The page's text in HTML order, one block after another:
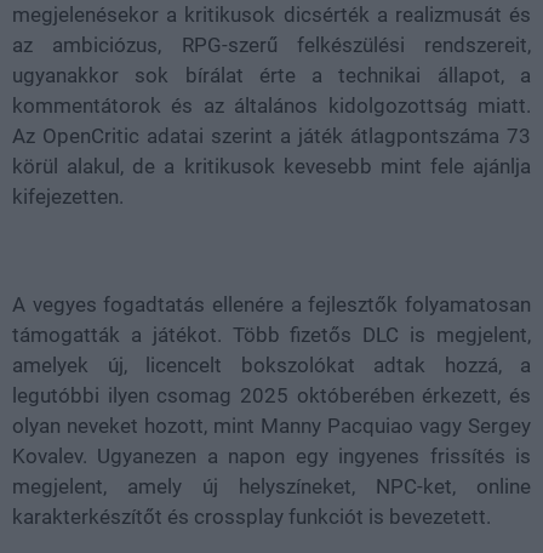
megjelenésekor a kritikusok dicsérték a realizmusát és
az ambiciózus, RPG-szerű felkészülési rendszereit,
ugyanakkor sok bírálat érte a technikai állapot, a
kommentátorok és az általános kidolgozottság miatt.
Az OpenCritic adatai szerint a játék átlagpontszáma 73
körül alakul, de a kritikusok kevesebb mint fele ajánlja
kifejezetten.
A vegyes fogadtatás ellenére a fejlesztők folyamatosan
támogatták a játékot. Több fizetős DLC is megjelent,
amelyek új, licencelt bokszolókat adtak hozzá, a
legutóbbi ilyen csomag 2025 októberében érkezett, és
olyan neveket hozott, mint Manny Pacquiao vagy Sergey
Kovalev. Ugyanezen a napon egy ingyenes frissítés is
megjelent, amely új helyszíneket, NPC-ket, online
karakterkészítőt és crossplay funkciót is bevezetett.